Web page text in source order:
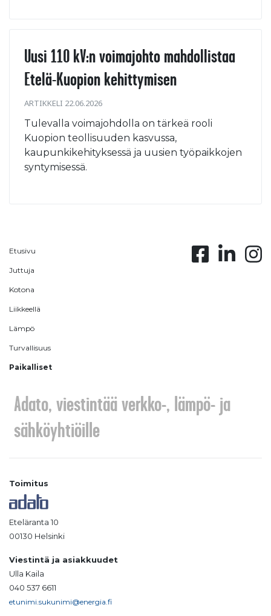
Uusi 110 kV:n voimajohto mahdollistaa
Etelä-Kuopion kehittymisen
ARTIKKELI 22.06.2026
Tulevalla voimajohdolla on tärkeä rooli
Kuopion teollisuuden kasvussa,
kaupunkikehityksessä ja uusien työpaikkojen
syntymisessä.
Etusivu
Juttuja
Kotona
Liikkeellä
Lämpö
Turvallisuus
Paikalliset
Adato, viestintää verkko-, lämpö- ja
sähköyhtiöille
Toimitus
Eteläranta 10
00130 Helsinki
Viestintä ja asiakkuudet
Ulla Kaila
040 537 6611
etunimi.sukunimi@energia.fi